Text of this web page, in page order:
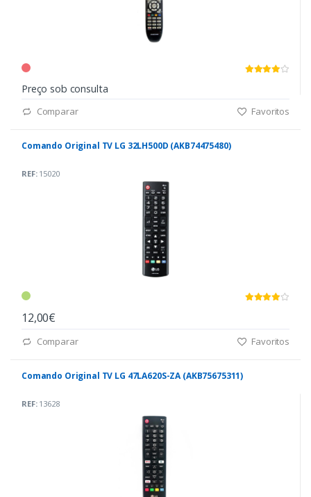
Preço sob consulta
Comparar Favoritos
Comando Original TV LG 32LH500D (AKB74475480)
REF:15020
12,00€
Comparar Favoritos
Comando Original TV LG 47LA620S-ZA (AKB75675311)
REF:13628